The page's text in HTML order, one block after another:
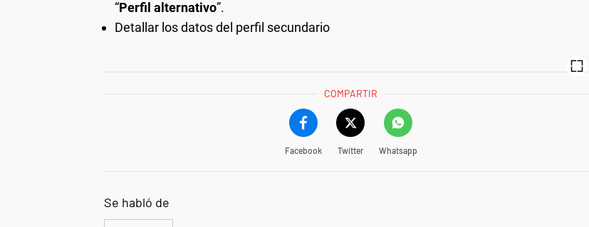
“Perfil alternativo”.
Detallar los datos del perfil secundario
COMPARTIR
Facebook Twitter Whatsapp
Se habló de